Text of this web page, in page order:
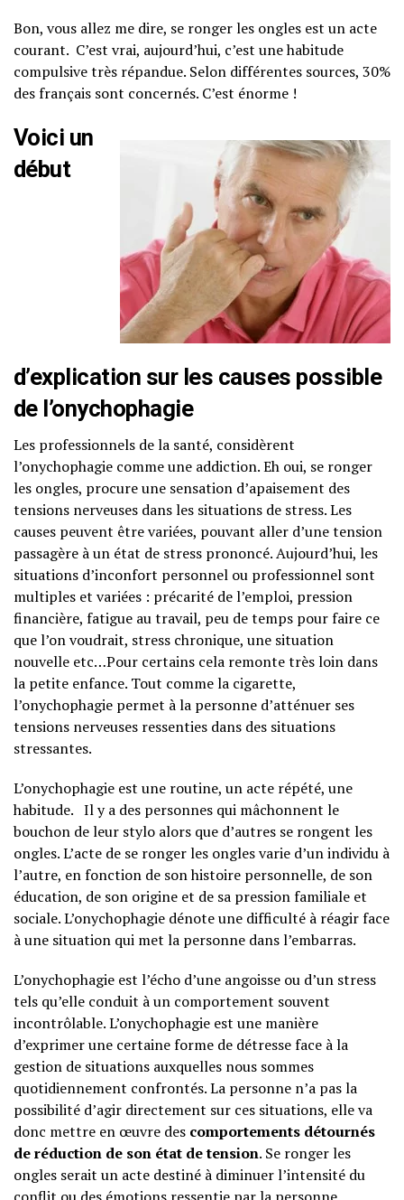
Bon, vous allez me dire, se ronger les ongles est un acte
courant. C’est vrai, aujourd’hui, c’est une habitude
compulsive très répandue. Selon différentes sources, 30%
des français sont concernés. C’est énorme !
Voici un
début
d’explication sur les causes possible
de l’onychophagie
Les professionnels de la santé, considèrent
l’onychophagie comme une addiction. Eh oui, se ronger
les ongles, procure une sensation d’apaisement des
tensions nerveuses dans les situations de stress. Les
causes peuvent être variées, pouvant aller d’une tension
passagère à un état de stress prononcé. Aujourd’hui, les
situations d’inconfort personnel ou professionnel sont
multiples et variées : précarité de l’emploi, pression
financière, fatigue au travail, peu de temps pour faire ce
que l’on voudrait, stress chronique, une situation
nouvelle etc…Pour certains cela remonte très loin dans
la petite enfance. Tout comme la cigarette,
l’onychophagie permet à la personne d’atténuer ses
tensions nerveuses ressenties dans des situations
stressantes.
L’onychophagie est une routine, un acte répété, une
habitude. Il y a des personnes qui mâchonnent le
bouchon de leur stylo alors que d’autres se rongent les
ongles. L’acte de se ronger les ongles varie d’un individu à
l’autre, en fonction de son histoire personnelle, de son
éducation, de son origine et de sa pression familiale et
sociale. L’onychophagie dénote une difficulté à réagir face
à une situation qui met la personne dans l’embarras.
L’onychophagie est l’écho d’une angoisse ou d’un stress
tels qu’elle conduit à un comportement souvent
incontrôlable. L’onychophagie est une manière
d’exprimer une certaine forme de détresse face à la
gestion de situations auxquelles nous sommes
quotidiennement confrontés. La personne n’a pas la
possibilité d’agir directement sur ces situations, elle va
donc mettre en œuvre des comportements détournés
de réduction de son état de tension. Se ronger les
ongles serait un acte destiné à diminuer l’intensité du